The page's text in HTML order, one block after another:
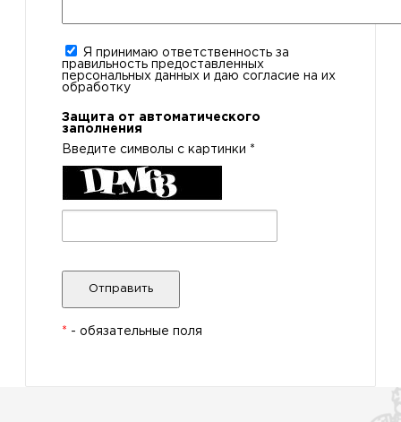
Я принимаю ответственность за
правильность предоставленных
персональных данных и даю согласие на их
обработку
Защита от автоматического
заполнения
Введите символы с картинки *
* - обязательные поля